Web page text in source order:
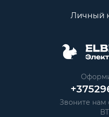
Личный
Звоните нам